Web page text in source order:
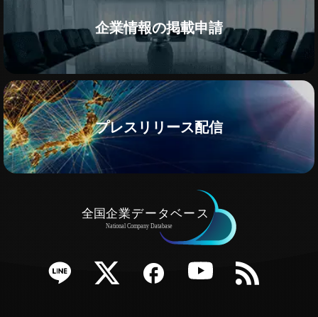
企業情報の掲載申請
プレスリリース配信
Twitter Facebook YouTube RSS